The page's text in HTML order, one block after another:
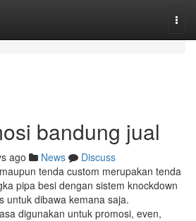
bandung jual
ago News
Discuss
tenda custom merupakan tenda
pipa besi dengan sistem knockdown
untuk dibawa kemana saja.
digunakan untuk promosi, even,